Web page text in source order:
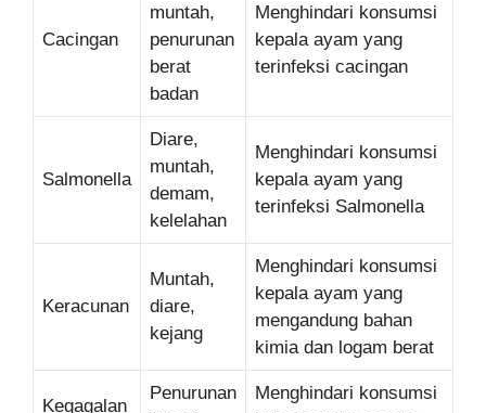
Cacingan
muntah,
penurunan
berat
badan
Menghindari konsumsi
kepala ayam yang
terinfeksi cacingan
Salmonella
Diare,
muntah,
demam,
kelelahan
Menghindari konsumsi
kepala ayam yang
terinfeksi Salmonella
Keracunan
Muntah,
diare,
kejang
Menghindari konsumsi
kepala ayam yang
mengandung bahan
kimia dan logam berat
Kegagalan
Penurunan
Menghindari konsumsi